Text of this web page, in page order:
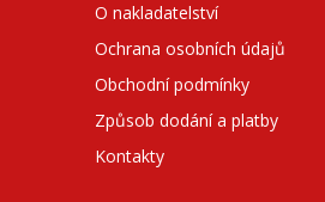
O nakladatelství
Ochrana osobních údajů
Obchodní podmínky
Způsob dodání a platby
Kontakty